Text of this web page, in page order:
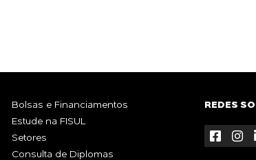
Bolsas e Financiamentos
Estude na FISUL
Setores
Consulta de Diplomas
REDES